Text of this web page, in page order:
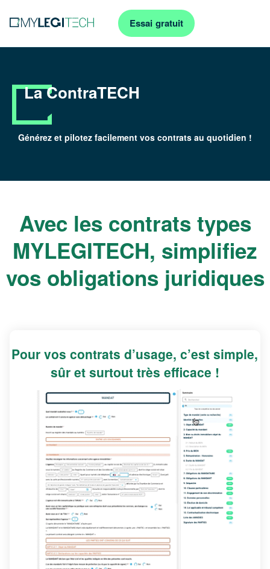
Essai gratuit
La ContraTECH
Générez et pilotez facilement vos contrats au quotidien !
Avec les contrats types
MYLEGITECH, simplifiez
vos obligations juridiques
Pour vos contrats d’usage, c’est simple,
sûr et surtout très efficace !